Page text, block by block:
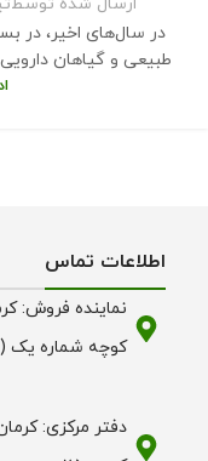
در سال‌های اخیر، در
طبیعی و گیاهان
اطلاعات تماس
نماینده فروش:
کوچه شماره یک (۱) فروشگاه تارا
دفتر مرکزی: